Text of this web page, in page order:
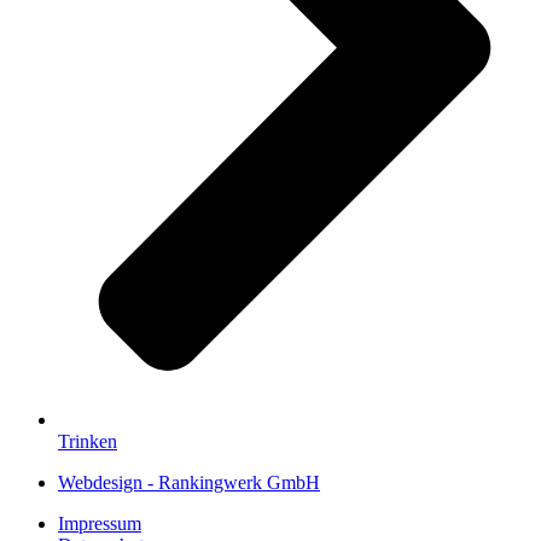
Trinken
Webdesign - Rankingwerk GmbH
Impressum